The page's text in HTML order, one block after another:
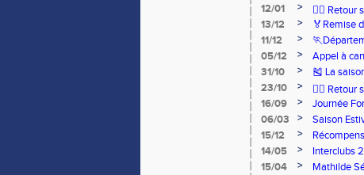
12/01
>
🏃‍♂️ Retour
13/12
>
🏅Remise
11/12
>
05/12
>
Appel à
31/10
>
🎽 La
23/10
>
🧘‍♀️ Retour
16/09
>
Journée
06/03
>
Saison
15/12
>
14/05
>
Interclubs
15/04 > Mathilde